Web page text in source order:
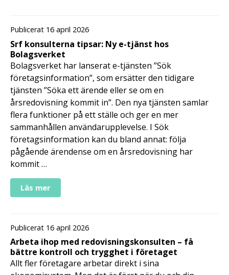
Publicerat 16 april 2026
Srf konsulterna tipsar: Ny e-tjänst hos
Bolagsverket
Bolagsverket har lanserat e-tjänsten ”Sök
företagsinformation”, som ersätter den tidigare
tjänsten ”Söka ett ärende eller se om en
årsredovisning kommit in”. Den nya tjänsten samlar
flera funktioner på ett ställe och ger en mer
sammanhållen användarupplevelse. I Sök
företagsinformation kan du bland annat: följa
pågående ärendense om en årsredovisning har
kommit …
Läs mer
Publicerat 16 april 2026
Arbeta ihop med redovisningskonsulten – få
bättre kontroll och trygghet i företaget
Allt fler företagare arbetar direkt i sina